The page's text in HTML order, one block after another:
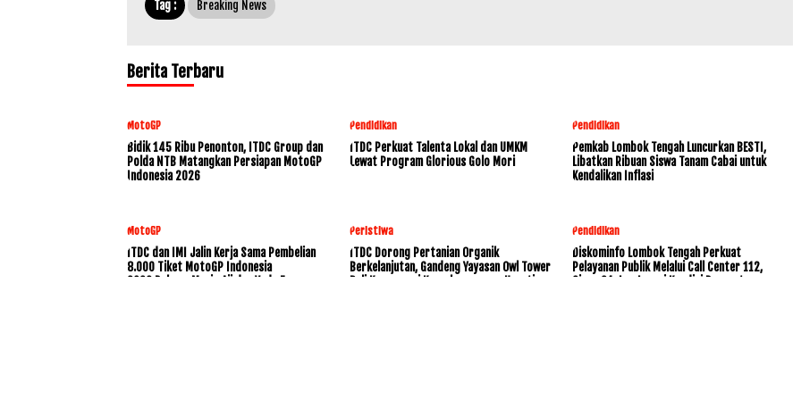
Tag : Breaking News
Berita Terbaru
MotoGP
Bidik 145 Ribu Penonton, ITDC Group dan
Polda NTB Matangkan Persiapan MotoGP
Indonesia 2026
Pendidikan
ITDC Perkuat Talenta Lokal dan UMKM
Lewat Program Glorious Golo Mori
Pendidikan
Pemkab Lombok Tengah Luncurkan BESTI,
Libatkan Ribuan Siswa Tanam Cabai untuk
Kendalikan Inflasi
MotoGP
ITDC dan IMI Jalin Kerja Sama Pembelian
8.000 Tiket MotoGP Indonesia
2026,Dukung Mario Aji dan Veda Ega
Peristiwa
ITDC Dorong Pertanian Organik
Berkelanjutan, Gandeng Yayasan Owl Tower
Bali Konservasi Keanekaragaman Hayati
Pendidikan
Diskominfo Lombok Tengah Perkuat
Pelayanan Publik Melalui Call Center 112,
Siaga 24 Jam Layani Kondisi Darurat